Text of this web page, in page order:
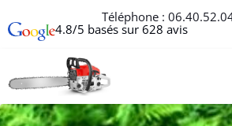
Téléphone :
4.8/5 basés sur 628 avis